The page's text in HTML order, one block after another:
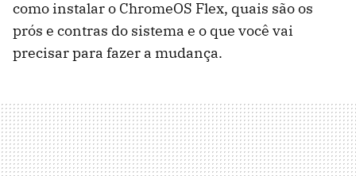
como instalar o ChromeOS Flex, quais são os
prós e contras do sistema e o que você vai
precisar para fazer a mudança.